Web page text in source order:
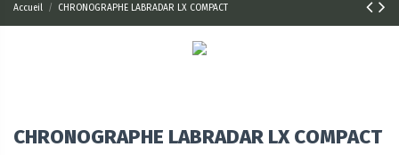
Accueil CHRONOGRAPHE LABRADAR LX COMPACT
CHRONOGRAPHE LABRADAR LX COMPACT